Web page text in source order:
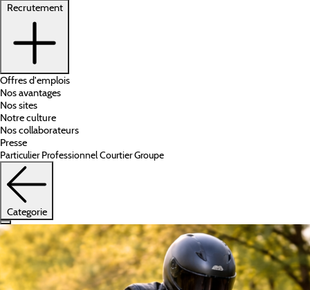
Recrutement
Offres d'emplois
Nos avantages
Nos sites
Notre culture
Nos collaborateurs
Presse
Particulier ProfessionnelCourtierGroupe
Categorie